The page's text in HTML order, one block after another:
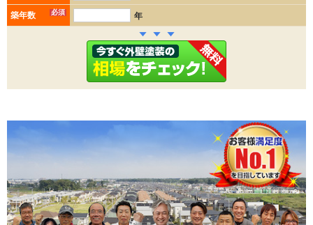
築年数 必須 年